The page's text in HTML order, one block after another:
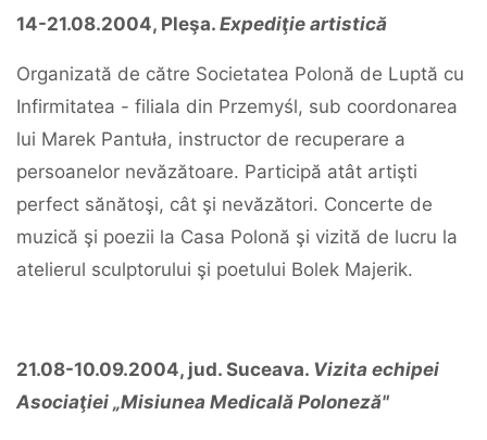
14-21.08.2004, Pleşa. Expediţie artistică
Organizată de către Societatea Polonă de Luptă cu
Infirmitatea - filiala din Przemyśl, sub coordonarea
lui Marek Pantuła, instructor de recuperare a
persoanelor nevăzătoare. Participă atât artişti
perfect sănătoşi, cât şi nevăzători. Concerte de
muzică şi poezii la Casa Polonă şi vizită de lucru la
atelierul sculptorului şi poetului Bolek Majerik.
21.08-10.09.2004, jud. Suceava. Vizita echipei
Asociaţiei „Misiunea Medicală Poloneză"